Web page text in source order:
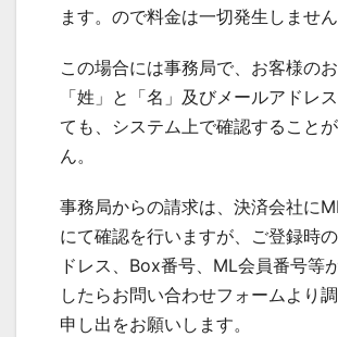
ます。ので料金は一切発生しません
この場合には事務局で、お客様の
「姓」と「名」及びメールアドレ
ても、システム上で確認すること
ん。
事務局からの請求は、決済会社に
にて確認を行いますが、ご登録時
ドレス、Box番号、ML会員番号等
したらお問い合わせフォームより
申し出をお願いします。